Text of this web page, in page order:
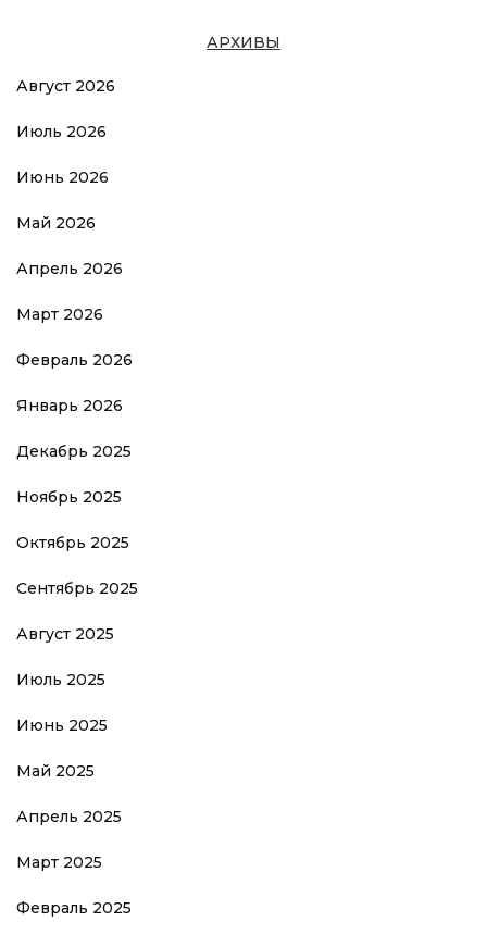
АРХИВЫ
Август 2026
Июль 2026
Июнь 2026
Май 2026
Апрель 2026
Март 2026
Февраль 2026
Январь 2026
Декабрь 2025
Ноябрь 2025
Октябрь 2025
Сентябрь 2025
Август 2025
Июль 2025
Июнь 2025
Май 2025
Апрель 2025
Март 2025
Февраль 2025